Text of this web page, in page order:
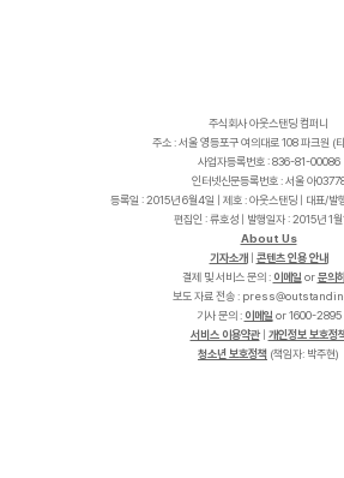
주식회사 아웃스탠딩 컴퍼니
주소 : 서울 영등포구 여의대로 108 파크원 (
사업자등록번호 : 836-81-00086
인터넷신문등록번호 : 서울 아
등록일 : 2015년 6월4일 | 제호 : 아웃스탠딩 | 대표/발
편집인 : 류호성 | 발행일자 : 2015년 1월
About Us
기자소개
콘텐츠 인용 안내
결제 및 서비스 문의 : 이메일 or문의
보도 자료 전송 :
n
i
d
n
a
t
s
t
u
o
@
s
s
e
r
p
기사 문의 : 이메일 or 1600-2895
서비스 이용약관| 개인정보 보호정
청소년 보호정책 (책임자: 박주현)